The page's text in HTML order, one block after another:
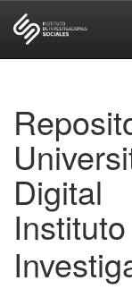
Digital